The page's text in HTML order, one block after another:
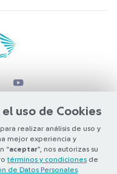
uso de Cookies
realizar análisis de uso y
mejor experiencia y
“aceptar”, nos autorizas su
términos y condiciones de
de Datos Personales
2026